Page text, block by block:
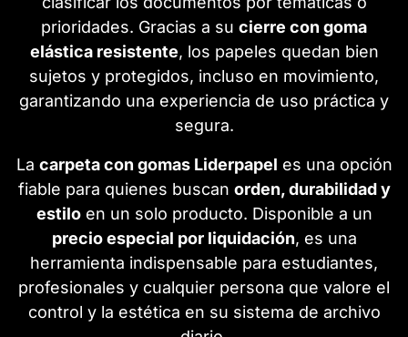
prioridades. Gracias a su cierre con goma
elástica resistente, los papeles quedan bien
sujetos y protegidos, incluso en movimiento,
garantizando una experiencia de uso práctica y
segura.
La carpeta con gomas Liderpapel es una opción
fiable para quienes buscan orden, durabilidad y
estiloen un solo producto. Disponible a un
precio especial por liquidación, es una
herramienta indispensable para estudiantes,
profesionales y cualquier persona que valore el
control y la estética en su sistema de archivo